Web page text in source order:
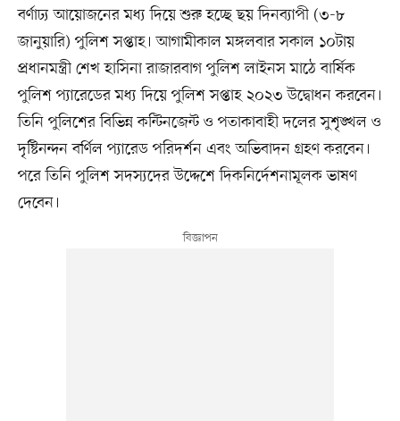
বর্ণাঢ্য আয়োজনের মধ্য দিয়ে শুরু হচ্ছে ছয় দিনব্যাপী (৩-৮
জানুয়ারি) পুলিশ সপ্তাহ। আগামীকাল মঙ্গলবার সকাল ১০টায়
প্রধানমন্ত্রী শেখ হাসিনা রাজারবাগ পুলিশ লাইনস মাঠে বার্ষিক
পুলিশ প্যারেডের মধ্য দিয়ে পুলিশ সপ্তাহ ২০২৩ উদ্বোধন করবেন।
তিনি পুলিশের বিভিন্ন কন্টিনজেন্ট ও পতাকাবাহী দলের সুশৃঙ্খল ও
দৃষ্টিনন্দন বর্ণিল প্যারেড পরিদর্শন এবং অভিবাদন গ্রহণ করবেন।
পরে তিনি পুলিশ সদস্যদের উদ্দেশে দিকনির্দেশনামূলক ভাষণ
দেবেন।